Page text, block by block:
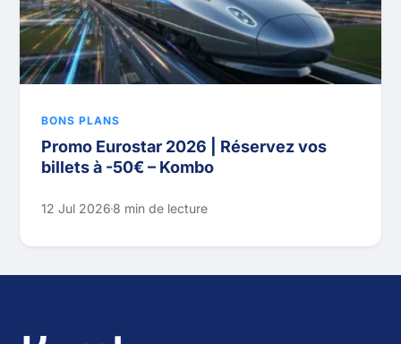
BONS PLANS
Promo Eurostar 2026 | Réservez vos
billets à -50€ – Kombo
12 Jul 20268 min de lecture